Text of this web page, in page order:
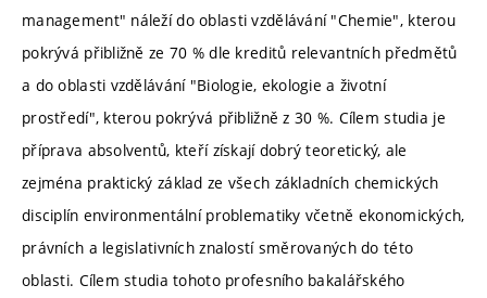
management" náleží do oblasti vzdělávání "Chemie", kterou
pokrývá přibližně ze 70 % dle kreditů relevantních předmětů
a do oblasti vzdělávání "Biologie, ekologie a životní
prostředí", kterou pokrývá přibližně z 30 %. Cílem studia je
příprava absolventů, kteří získají dobrý teoretický, ale
zejména praktický základ ze všech základních chemických
disciplín environmentální problematiky včetně ekonomických,
právních a legislativních znalostí směrovaných do této
oblasti. Cílem studia tohoto profesního bakalářského